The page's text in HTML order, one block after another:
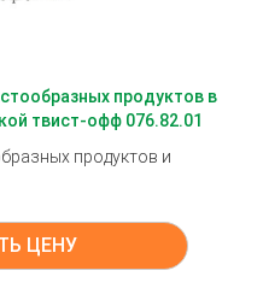
продуктов в
твист-офф 076.82.01
продуктов и
ЦЕНУ